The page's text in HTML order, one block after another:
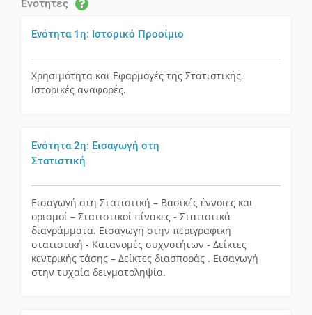
Ενότητες
Ενότητα 1η: Ιστορικό Προοίμιο
Χρησιμότητα και Εφαρμογές της Στατιστικής,
Ιστορικές αναφορές.
Ενότητα 2η: Εισαγωγή στη
Στατιστική
Εισαγωγή στη Στατιστική – Βασικές έννοιες και
ορισμοί – Στατιστικοί πίνακες - Στατιστικά
διαγράμματα. Εισαγωγή στην περιγραφική
στατιστική - Κατανομές συχνοτήτων - Δείκτες
κεντρικής τάσης – Δείκτες διασποράς . Εισαγωγή
στην τυχαία δειγματοληψία.